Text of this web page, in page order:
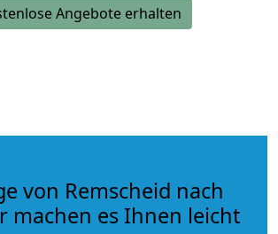
Angebote erhalten
von Remscheid nach
machen es Ihnen leicht